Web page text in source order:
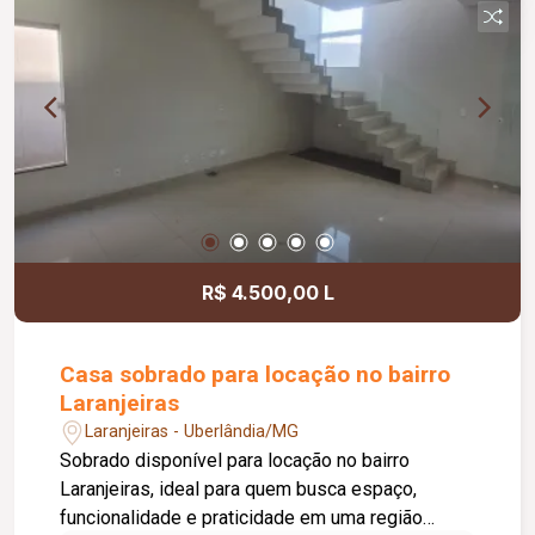
banheiro social com chuveiro e espelho, cozinha
integrada à área de serviço equipada com
cooktop, botijão de gás e máquina de lavar, piso
em porcelanato, pintura nova e aproximadamente
R$ 4.500,00 L
Casa sobrado para locação no bairro
Laranjeiras
Laranjeiras - Uberlândia/MG
Sobrado disponível para locação no bairro
Laranjeiras, ideal para quem busca espaço,
funcionalidade e praticidade em uma região